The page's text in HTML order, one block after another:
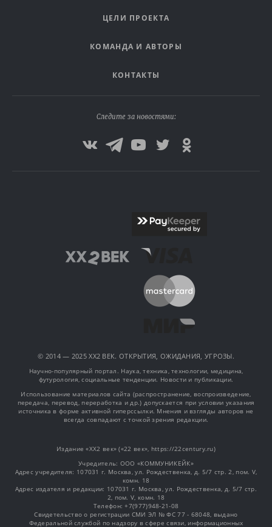
ЦЕЛИ ПРОЕКТА
КОМАНДА И АВТОРЫ
КОНТАКТЫ
Следите за новостями:
© 2014 — 2025 XX2 ВЕК. ОТКРЫТИЯ, ОЖИДАНИЯ, УГРОЗЫ.
Научно-популярный портал. Наука, техника, технологии, медицина,
футурология, социальные тенденции. Новости и публикации.
Использование материалов сайта (распространение, воспроизведение,
передача, перевод, переработка и др.) допускается при условии указания
источника в форме активной гиперссылки. Мнения и взгляды авторов не
всегда совпадают с точкой зрения редакции.
Издание «XX2 век» («22 век», https://22century.ru)
Учредитель: OOO «КОММУНИКЕЙК»
Адрес учредителя: 107031 г. Москва, ул. Рождественка, д. 5/7 стр. 2, пом. V,
комн. 18
Адрес издателя и редакции: 107031 г. Москва, ул. Рождественка, д. 5/7 стр.
2, пом. V, комн. 18
Телефон: +7(977)948-21-08
Свидетельство о регистрации СМИ ЭЛ № ФС 77 - 68048, выдано
Федеральной службой по надзору в сфере связи, информационных